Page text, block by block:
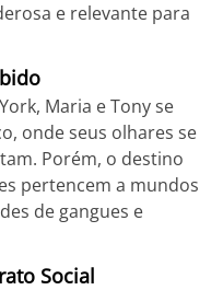
e relevante para
Maria e Tony se
onde seus olhares se
Porém, o destino
pertencem a mundos
de gangues e
Social